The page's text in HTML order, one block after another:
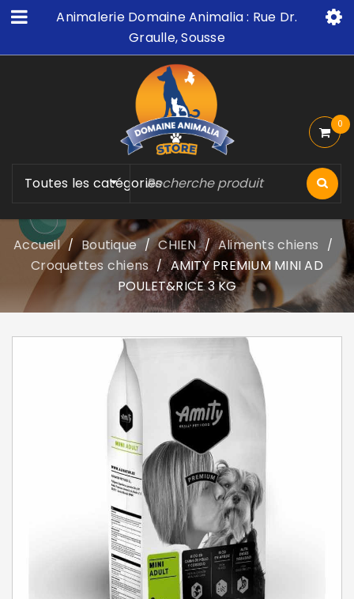
Animalerie Domaine Animalia : Rue Dr.
Graulle, Sousse
Toutes les catégories
0
Accueil / Boutique / CHIEN / Aliments chiens /
Croquettes chiens / AMITY PREMIUM MINI AD
POULET&RICE 3 KG